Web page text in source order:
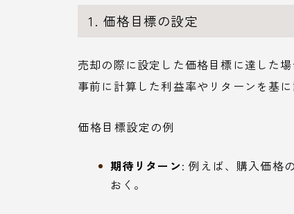
1. 価格目標の設定
売却の際に設定した価格目標に達した
事前に計算した利益率やリターンを基に
価格目標設定の例
期待リターン: 例えば、購入価格
おく。